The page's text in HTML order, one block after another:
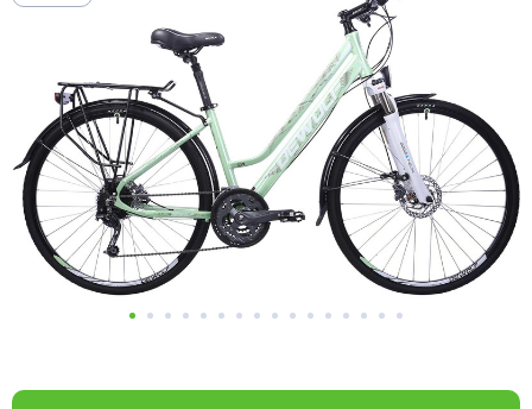
Добавляйте товары
в корзину
Оплачивайте сегодня только
25% картой любого банка
выбранный способом